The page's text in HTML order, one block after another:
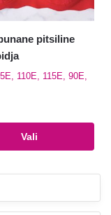
pitsiline
110E, 115E, 90E,
Vali